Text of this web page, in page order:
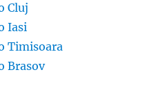
Cluj
Iasi
Timisoara
Brasov